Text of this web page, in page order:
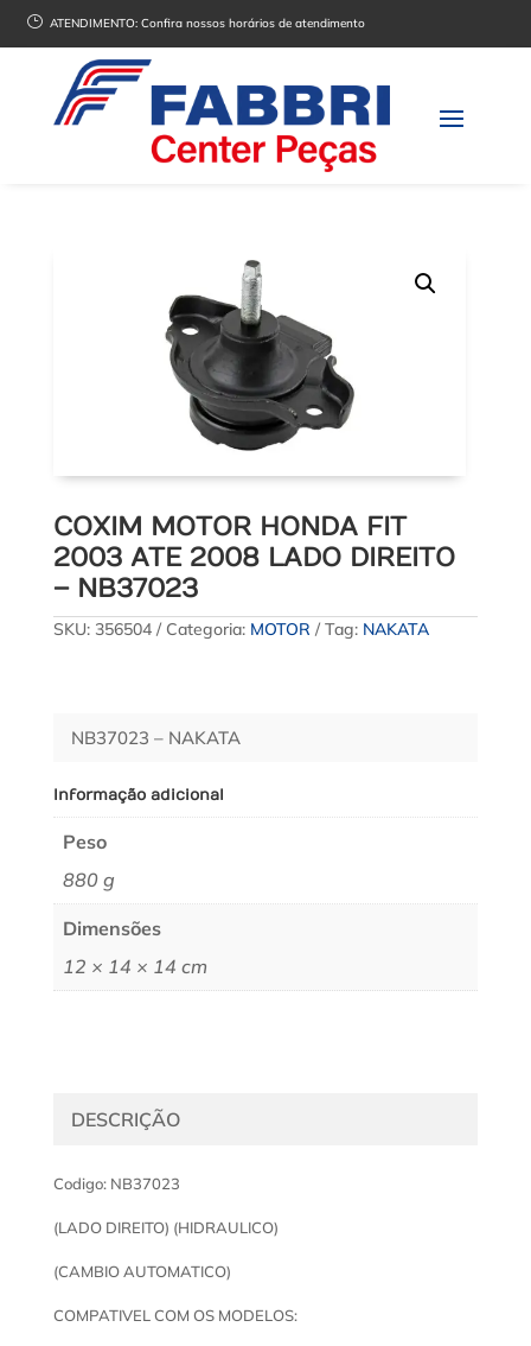
} ATENDIMENTO:Confira nossos horários de atendimento
COXIM MOTOR HONDA FIT
2003 ATE 2008 LADO DIREITO
– NB37023
SKU: 356504 Categoria: MOTOR Tag: NAKATA
NB37023 – NAKATA
Informação adicional
Peso
880 g
Dimensões
12 × 14 × 14 cm
DESCRIÇÃO
Codigo: NB37023
(LADO DIREITO) (HIDRAULICO)
(CAMBIO AUTOMATICO)
COMPATIVEL COM OS MODELOS: